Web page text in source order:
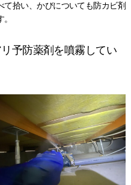
拾い、かびについても防カビ剤
予防薬剤を噴霧してい